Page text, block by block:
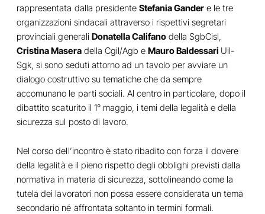
rappresentata dalla presidente Stefania Gander e le tre
organizzazioni sindacali attraverso i rispettivi segretari
provinciali generali Donatella Califano della SgbCisl,
Cristina Maseradella Cgil/Agb e Mauro Baldessari Uil-
Sgk, si sono seduti attorno ad un tavolo per avviare un
dialogo costruttivo su tematiche che da sempre
accomunano le parti sociali. Al centro in particolare, dopo il
dibattito scaturito il 1° maggio, i temi della legalità e della
sicurezza sul posto di lavoro.
Nel corso dell’incontro è stato ribadito con forza il dovere
della legalità e il pieno rispetto degli obblighi previsti dalla
normativa in materia di sicurezza, sottolineando come la
tutela dei lavoratori non possa essere considerata un tema
secondario né affrontata soltanto in termini formali.